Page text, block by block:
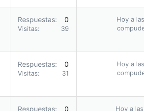
Respuestas 0
Visitas 39
Hoy a
Respuestas 0
Visitas 31
Hoy a
Respuestas 0 Hoy a